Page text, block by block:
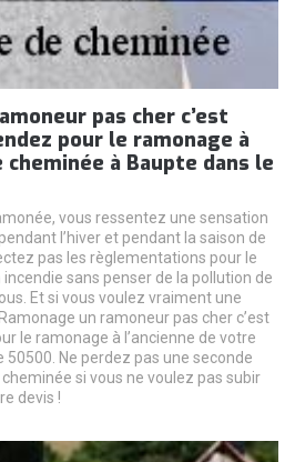
pas cher c’est
pour le ramonage à
cheminée à Baupte dans le
vous ressentez une sensation
l’hiver et pendant la saison de
pas les règlementations pour le
sans penser de la pollution de
Et si vous voulez vraiment une
un ramoneur pas cher c’est
le ramonage à l’ancienne de votre
50500. Ne perdez pas une seconde
si vous ne voulez pas subir
devis !